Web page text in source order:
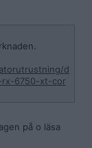
d
rx-6750-xt-cor
på o läsa